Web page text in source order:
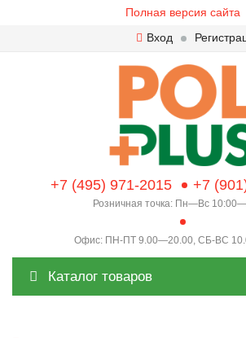
Полная версия сайта
Вход
+7 (495) 971-2015 +7
Розничная точка: Пн—Вс
Офис: ПН-ПТ 9.00—20.00, СБ-ВС
Каталог товаров